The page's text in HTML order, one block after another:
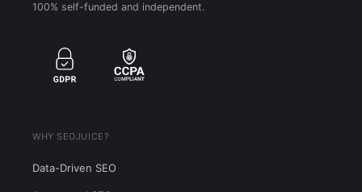
100% self-funded and independent.
WHY SEOJUICE?
Data-Driven SEO